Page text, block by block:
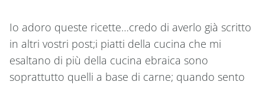
Io adoro queste ricette…credo di averlo già scritto
in altri vostri post;i piatti della cucina che mi
esaltano di più della cucina ebraica sono
soprattutto quelli a base di carne; quando sento